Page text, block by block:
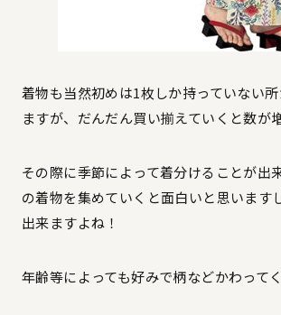
着物も当然初めは1枚しか持っていない
ますが、だんだん買い揃えていくと数が
その際に季節によって着分けることが出
の着物を集めていくと面白いと思います
出来ますよね！
年齢等によっても好みで柄などかわって